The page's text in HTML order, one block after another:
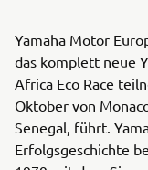
Yamaha Motor
das komplett neue
Africa Eco Race
Oktober von
Senegal, führt.
Erfolgsgeschichte